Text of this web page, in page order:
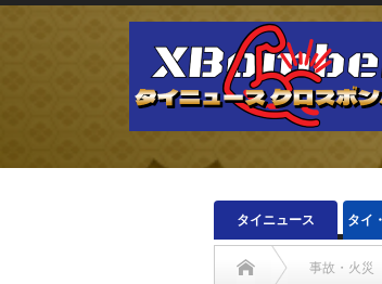
タイニュース タイ
事故・火災